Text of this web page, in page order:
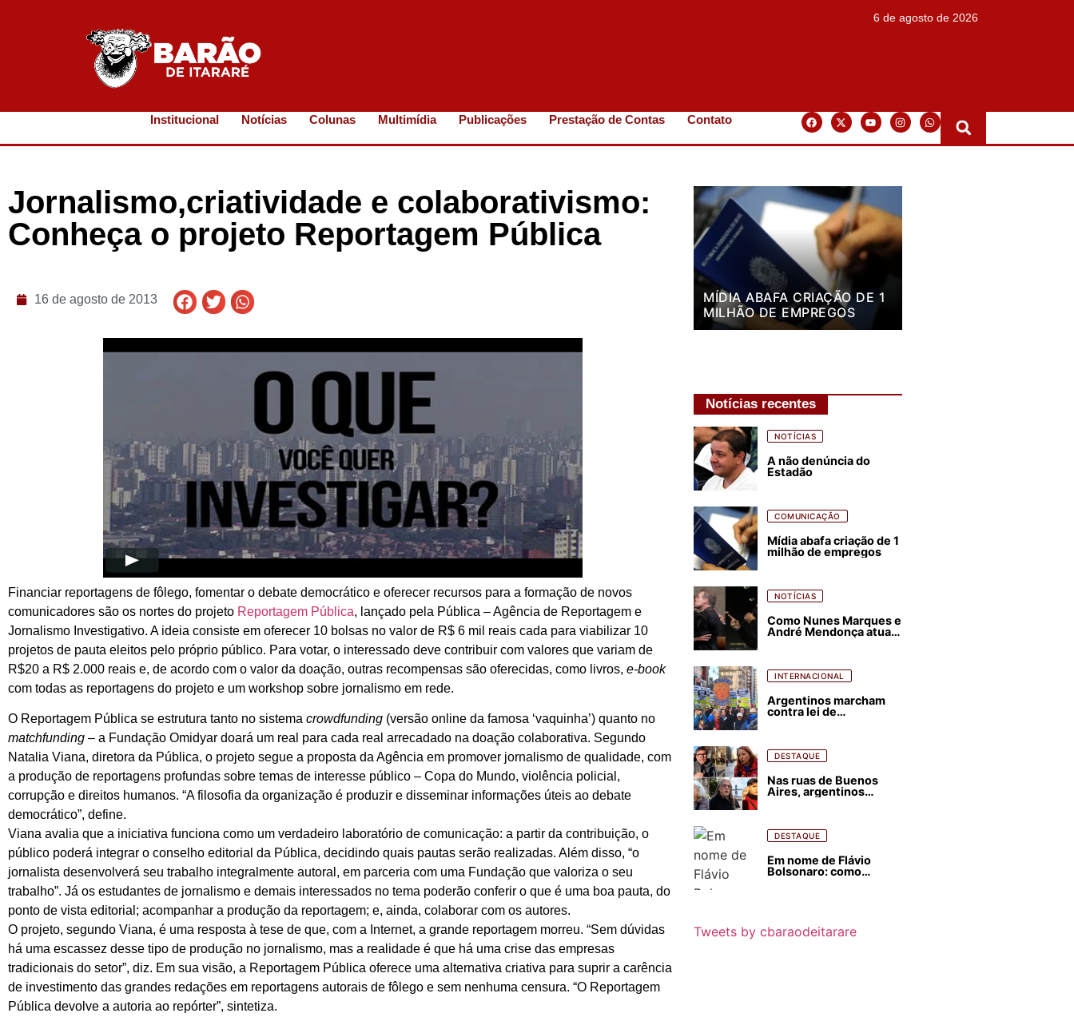
6 de agosto de 2026
Institucional Notícias Colunas Multimídia Publicações Prestação de Contas Contato
Jornalismo,criatividade e colaborativismo:
Conheça o projeto Reportagem Pública
16 de agosto de 2013
Financiar reportagens de fôlego, fomentar o debate democrático e oferecer recursos para a formação de novos
comunicadores são os nortes do projeto Reportagem Pública, lançado pela Pública – Agência de Reportagem e
Jornalismo Investigativo. A ideia consiste em oferecer 10 bolsas no valor de R$ 6 mil reais cada para viabilizar 10
projetos de pauta eleitos pelo próprio público. Para votar, o interessado deve contribuir com valores que variam de
R$20 a R$ 2.000 reais e, de acordo com o valor da doação, outras recompensas são oferecidas, como livros, e-book
com todas as reportagens do projeto e um workshop sobre jornalismo em rede.
O Reportagem Pública se estrutura tanto no sistema crowdfunding (versão online da famosa ‘vaquinha’) quanto no
matchfunding – a Fundação Omidyar doará um real para cada real arrecadado na doação colaborativa. Segundo
Natalia Viana, diretora da Pública, o projeto segue a proposta da Agência em promover jornalismo de qualidade, com
a produção de reportagens profundas sobre temas de interesse público – Copa do Mundo, violência policial,
corrupção e direitos humanos. “A filosofia da organização é produzir e disseminar informações úteis ao debate
democrático”, define.
Viana avalia que a iniciativa funciona como um verdadeiro laboratório de comunicação: a partir da contribuição, o
público poderá integrar o conselho editorial da Pública, decidindo quais pautas serão realizadas. Além disso, “o
jornalista desenvolverá seu trabalho integralmente autoral, em parceria com uma Fundação que valoriza o seu
trabalho”. Já os estudantes de jornalismo e demais interessados no tema poderão conferir o que é uma boa pauta, do
ponto de vista editorial; acompanhar a produção da reportagem; e, ainda, colaborar com os autores.
O projeto, segundo Viana, é uma resposta à tese de que, com a Internet, a grande reportagem morreu. “Sem dúvidas
há uma escassez desse tipo de produção no jornalismo, mas a realidade é que há uma crise das empresas
tradicionais do setor”, diz. Em sua visão, a Reportagem Pública oferece uma alternativa criativa para suprir a carência
de investimento das grandes redações em reportagens autorais de fôlego e sem nenhuma censura. “O Reportagem
Pública devolve a autoria ao repórter”, sintetiza.
MÍDIA ABAFA CRIAÇÃO DE 1
MILHÃO DE EMPREGOS
Notícias recentes
NOTÍCIAS
A não denúncia do
Estadão
COMUNICAÇÃO
Mídia abafa criação de 1
milhão de empregos
NOTÍCIAS
Como Nunes Marques e
André Mendonça atuam
INTERNACIONAL
Argentinos marcham
contra lei de
florestais
DESTAQUE
Nas ruas de Buenos
Aires, argentinos
DESTAQUE
Em nome de Flávio
Bolsonaro: como
Tweets by cbaraodeitarare